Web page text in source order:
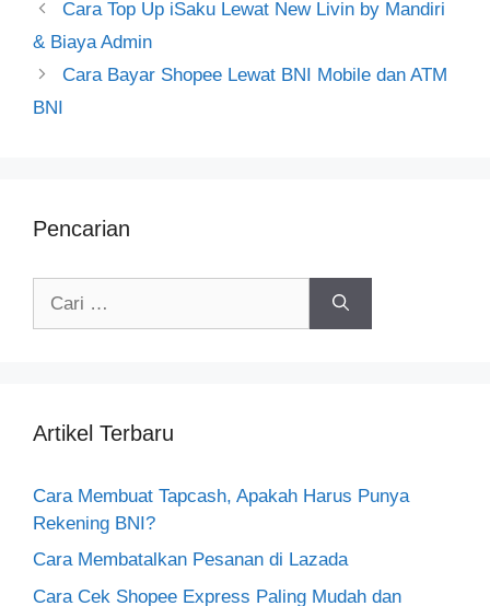
Cara Top Up iSaku Lewat New Livin by Mandiri
& Biaya Admin
Cara Bayar Shopee Lewat BNI Mobile dan ATM
BNI
Pencarian
Artikel Terbaru
Cara Membuat Tapcash, Apakah Harus Punya
Rekening BNI?
Cara Membatalkan Pesanan di Lazada
Cara Cek Shopee Express Paling Mudah dan